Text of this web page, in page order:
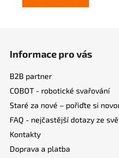
Informace pro vás
B2B partner
COBOT - robotické svařování
Staré za nové – pořiďte si
FAQ - nejčastější dotazy ze
Kontakty
Doprava a platba